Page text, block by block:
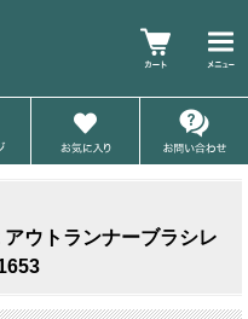
ウトランナーブラシレ